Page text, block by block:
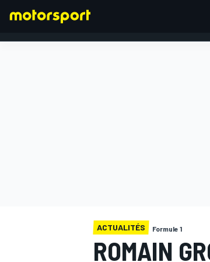
ACTUALITÉS Formule 1
ROMAIN